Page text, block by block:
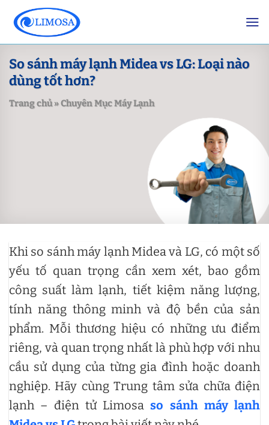
content
So sánh máy lạnh Midea vs LG: Loại nào
dùng tốt hơn?
Trang chủ»Chuyên Mục Máy Lạnh
Khi so sánh máy lạnh Midea và LG, có một số
yếu tố quan trọng cần xem xét, bao gồm
công suất làm lạnh, tiết kiệm năng lượng,
tính năng thông minh và độ bền của sản
phẩm. Mỗi thương hiệu có những ưu điểm
riêng, và quan trọng nhất là phù hợp với nhu
cầu sử dụng của từng gia đình hoặc doanh
nghiệp. Hãy cùng Trung tâm sửa chữa điện
lạnh – điện tử Limosaso sánh máy lạnh